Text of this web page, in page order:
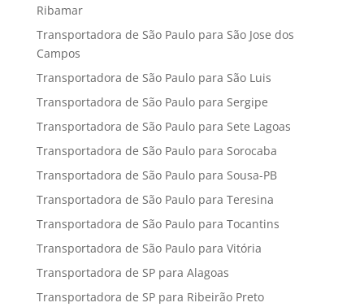
Ribamar
Transportadora de São Paulo para São Jose dos
Campos
Transportadora de São Paulo para São Luis
Transportadora de São Paulo para Sergipe
Transportadora de São Paulo para Sete Lagoas
Transportadora de São Paulo para Sorocaba
Transportadora de São Paulo para Sousa-PB
Transportadora de São Paulo para Teresina
Transportadora de São Paulo para Tocantins
Transportadora de São Paulo para Vitória
Transportadora de SP para Alagoas
Transportadora de SP para Ribeirão Preto